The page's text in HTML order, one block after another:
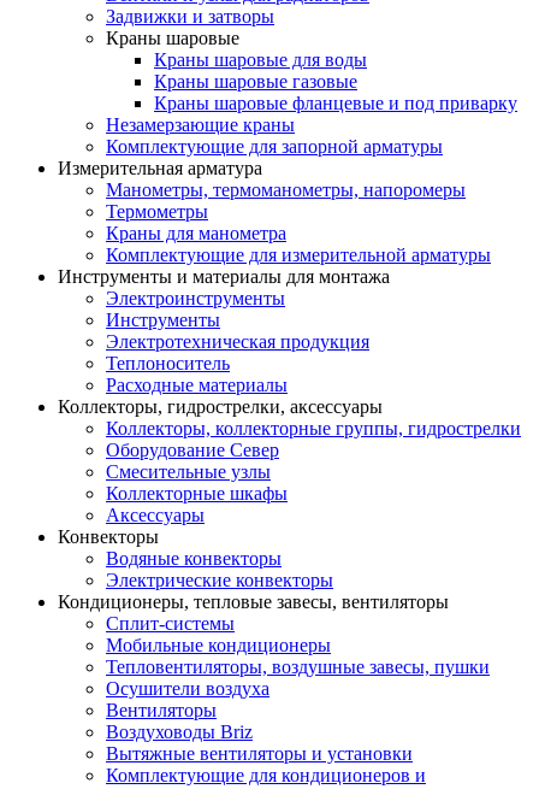
Задвижки и затворы
Краны шаровые
Краны шаровые для воды
Краны шаровые газовые
Краны шаровые фланцевые и под приварку
Незамерзающие краны
Комплектующие для запорной арматуры
Измерительная арматура
Манометры, термоманометры, напоромеры
Термометры
Краны для манометра
Комплектующие для измерительной арматуры
Инструменты и материалы для монтажа
Электроинструменты
Инструменты
Электротехническая продукция
Теплоноситель
Расходные материалы
Коллекторы, гидрострелки, аксессуары
Коллекторы, коллекторные группы, гидрострелки
Оборудование Север
Смесительные узлы
Коллекторные шкафы
Аксессуары
Конвекторы
Водяные конвекторы
Электрические конвекторы
Кондиционеры, тепловые завесы, вентиляторы
Сплит-системы
Мобильные кондиционеры
Тепловентиляторы, воздушные завесы, пушки
Осушители воздуха
Вентиляторы
Воздуховоды Briz
Вытяжные вентиляторы и установки
Комплектующие для кондиционеров и